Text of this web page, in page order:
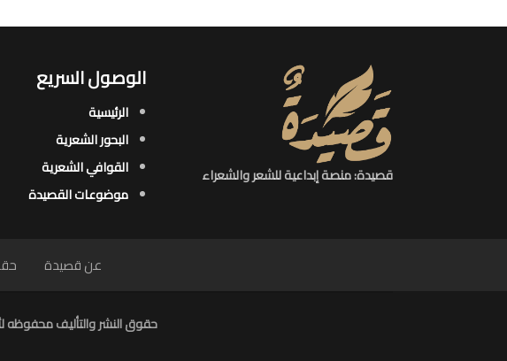
قصيدة: منصة إبداعية للشعر والشعراء
الوصول السريع
الرئيسية
البحور الشعرية​
القوافي الشعرية​
موضوعات القصيدة​
عن قصيدة
حقوق النشر والتأليف محفوظه